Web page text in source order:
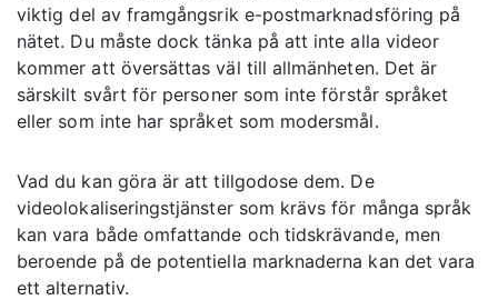
viktig del av framgångsrik e-postmarknadsföring på
nätet. Du måste dock tänka på att inte alla videor
kommer att översättas väl till allmänheten. Det är
särskilt svårt för personer som inte förstår språket
eller som inte har språket som modersmål.
Vad du kan göra är att tillgodose dem. De
videolokaliseringstjänster som krävs för många språk
kan vara både omfattande och tidskrävande, men
beroende på de potentiella marknaderna kan det vara
ett alternativ.